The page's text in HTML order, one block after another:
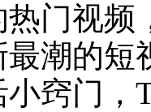
门视频
潮的
窍门，